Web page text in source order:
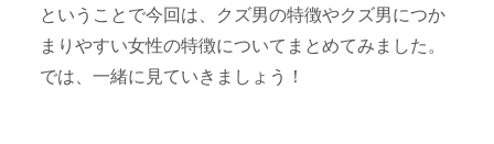
ということで今回は、クズ男の特徴やクズ男につか
まりやすい女性の特徴についてまとめてみました。
では、一緒に見ていきましょう！